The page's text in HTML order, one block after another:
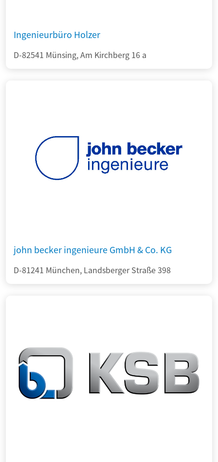
Ingenieurbüro Holzer
D-82541 Münsing, Am Kirchberg 16 a
john becker ingenieure GmbH & Co. KG
D-81241 München, Landsberger Straße 398